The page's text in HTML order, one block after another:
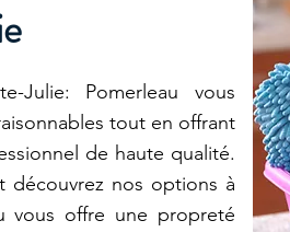
Julie: Pomerleau vous
tout en offrant
de haute qualité.
découvrez nos options à
vous offre une propreté